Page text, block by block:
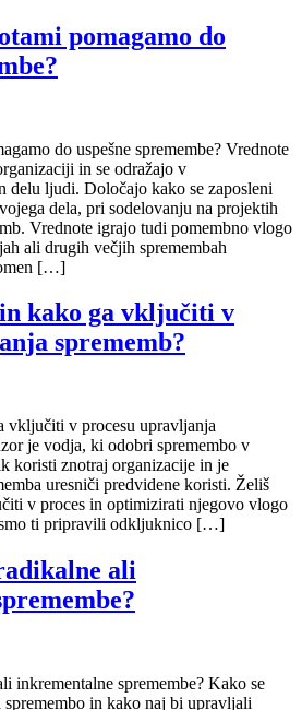
pomagamo do
do uspešne spremembe? Vrednote
in se odražajo v
delu ljudi. Določajo kako se zaposleni
dela, pri sodelovanju na projektih
Vrednote igrajo tudi pomembno vlogo
ali drugih večjih spremembah
[…]
kako ga vključiti v
sprememb?
vključiti v procesu upravljanja
je vodja, ki odobri spremembo v
koristi znotraj organizacije in je
uresniči predvidene koristi. Želiš
v proces in optimizirati njegovo vlogo
ti pripravili odkljuknico […]
ali
inkrementalne spremembe? Kako se
in kako naj bi upravljali